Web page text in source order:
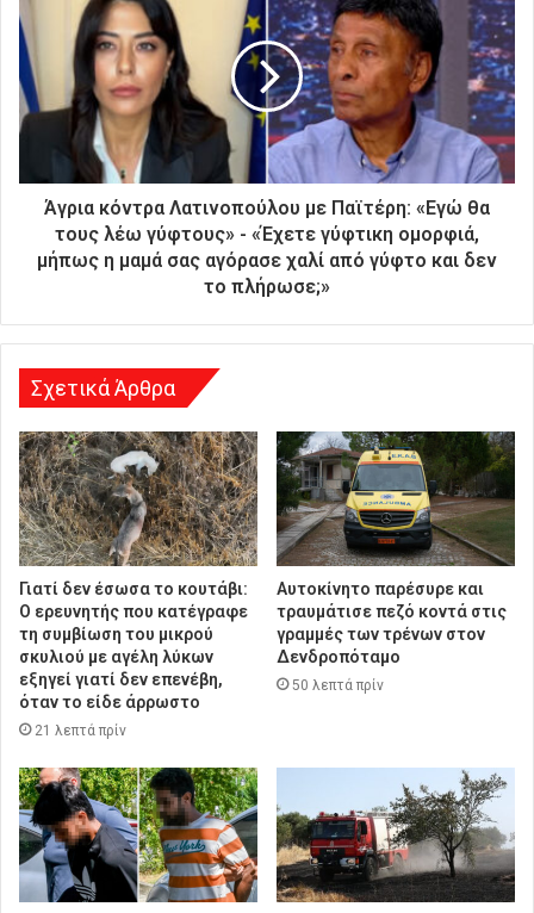
σ
α
ς
δ
ι
Άγρια κόντρα Λατινοπούλου με Παϊτέρη: «Εγώ θα
τους λέω γύφτους» - «Έχετε γύφτικη ομορφιά,
μήπως η μαμά σας αγόρασε χαλί από γύφτο και δεν
το πλήρωσε;»
Σχετικά Άρθρα
Γιατί δεν έσωσα το κουτάβι:
Ο ερευνητής που κατέγραφε
τη συμβίωση του μικρού
σκυλιού με αγέλη λύκων
εξηγεί γιατί δεν επενέβη,
όταν το είδε άρρωστο
21 λεπτά πρίν
Αυτοκίνητο παρέσυρε και
τραυμάτισε πεζό κοντά στις
γραμμές των τρένων στον
Δενδροπόταμο
50 λεπτά πρίν